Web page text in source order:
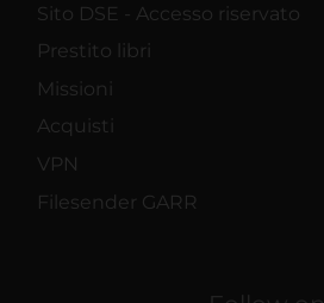
Sito DSE - Accesso riservato
Prestito libri
Missioni
Acquisti
VPN
Filesender GARR